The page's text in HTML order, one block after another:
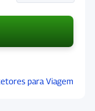
Mosca
MASK
para Viagem